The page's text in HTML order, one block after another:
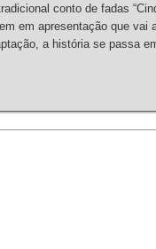
conto de fadas
em apresentação que
a história se passa